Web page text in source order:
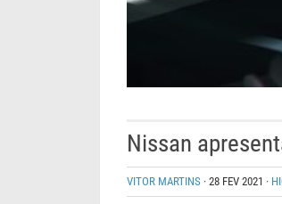
Nissan
VITOR MARTINS · 28 FEV 2021 ·